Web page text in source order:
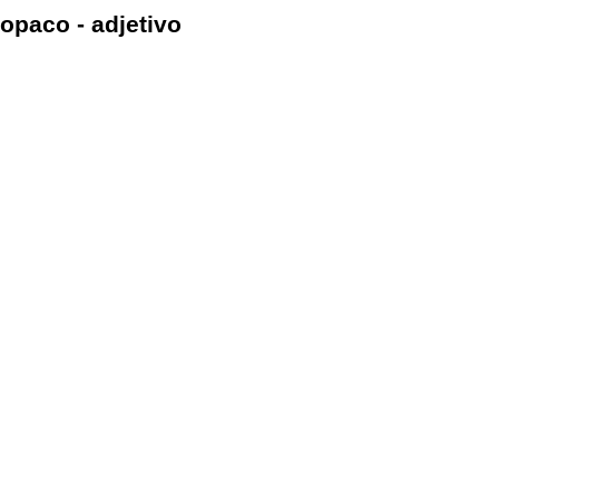
opaco - adjetivo